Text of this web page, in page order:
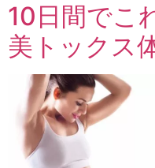
10日間でこ
美トックス